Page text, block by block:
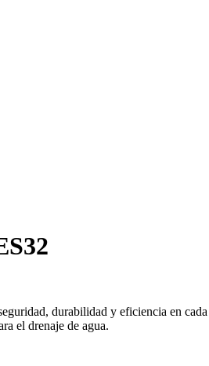
durabilidad y eficiencia en
el drenaje de agua.